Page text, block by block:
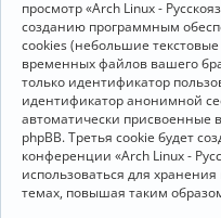
просмотр «Arch Linux -
созданию программным
cookies (небольшие
временных файлов вашего
только идентификатор
идентификатор анонимной
автоматически
phpBB. Третья cookie будет
конференции «Arch Linux -
использоваться для
темах, повышая таким